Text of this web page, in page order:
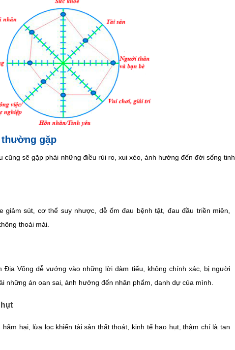
thường gặp
cũng sẽ gặp phải những điều rủi ro, xui xẻo, ảnh hưởng đến đời sống tinh
giảm sút, cơ thể suy nhược, dễ ốm đau bệnh tật, đau đầu triền miên,
thoải mái.
Địa Võng dễ vướng vào những lời đàm tiếu, không chính xác, bị người
những án oan sai, ảnh hưởng đến nhân phẩm, danh dự của mình.
hại, lừa lọc khiến tài sản thất thoát, kinh tế hao hụt, thậm chí là tan